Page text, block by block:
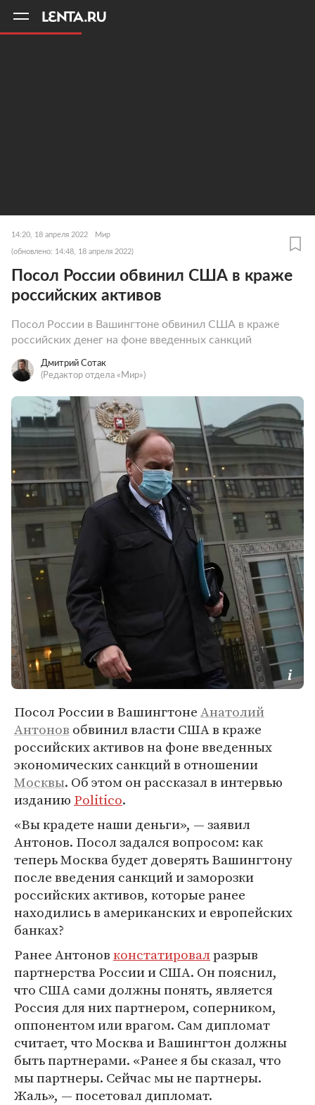
14:20, 18 апреля 2022 Мир
(обновлено: 14:48, 18 апреля 2022)
Посол России обвинил США в краже
российских активов
Посол России в Вашингтоне обвинил США в краже
российских денег на фоне введенных санкций
Дмитрий Сотак
(Редактор отдела «Мир»)
Посол России в ВашингтонеАнатолий
Антонов обвинил власти США в краже
российских активов на фоне введенных
экономических санкций в отношении
Москвы. Об этом он рассказал в интервью
изданию Politico.
«Вы крадете наши деньги», — заявил
Антонов. Посол задался вопросом: как
теперь Москва будет доверять Вашингтону
после введения санкций и заморозки
российских активов, которые ранее
находились в американских и европейских
банках?
Ранее Антоновконстатировалразрыв
партнерства России и США. Он пояснил,
что США сами должны понять, является
Россия для них партнером, соперником,
оппонентом или врагом. Сам дипломат
считает, что Москва и Вашингтон должны
быть партнерами. «Ранее я бы сказал, что
мы партнеры. Сейчас мы не партнеры.
Жаль», — посетовал дипломат.